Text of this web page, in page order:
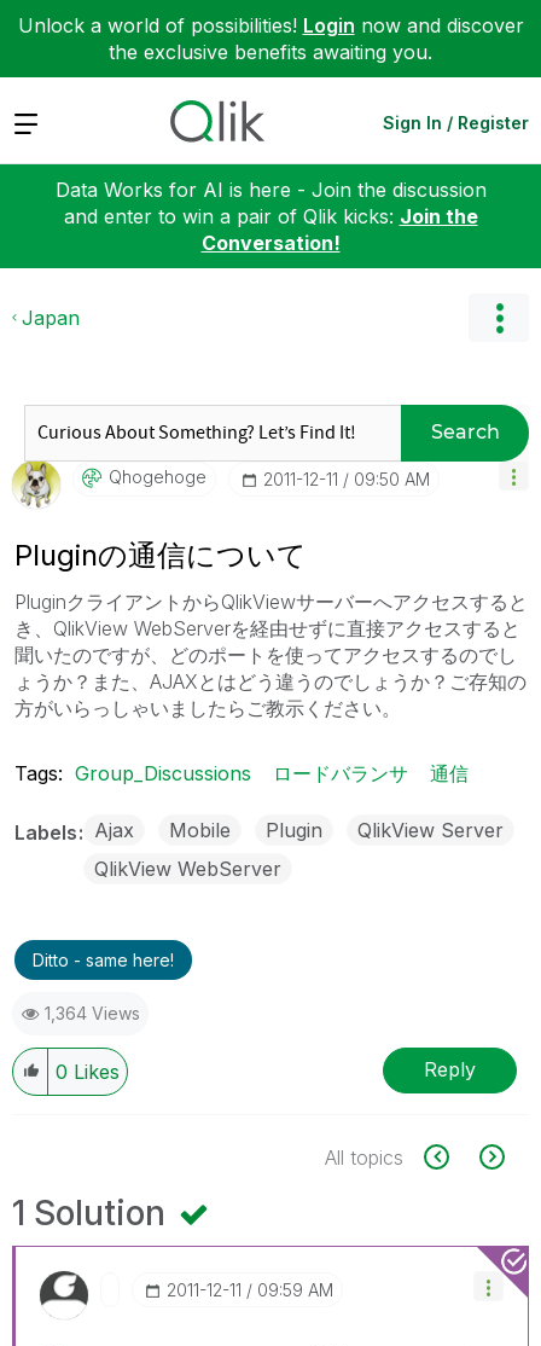
Unlock a world of possibilities! Login now and discover
the exclusive benefits awaiting you.
Expand Sign In / Register
Data Works for AI is here - Join the discussion
and enter to win a pair of Qlik kicks: Join the
Conversation!
Japan
Search
Qhogehoge ‎2011-12-11 09:50 AM
Pluginの通信について
PluginクライアントからQlikViewサーバーへアクセスすると
き、QlikView WebServerを経由せずに直接アクセスすると
聞いたのですが、どのポートを使ってアクセスするのでし
ょうか？また、AJAXとはどう違うのでしょうか？ご存知の
方がいらっしゃいましたらご教示ください。
Tags: Group_Discussions ロードバランサ 通信
Labels Ajax Mobile Plugin
QlikView Server
QlikView WebServer
Ditto - same here!
1,364 Views
0 Likes Reply
All topics
1 Solution
‎2011-12-11 09:59 AM